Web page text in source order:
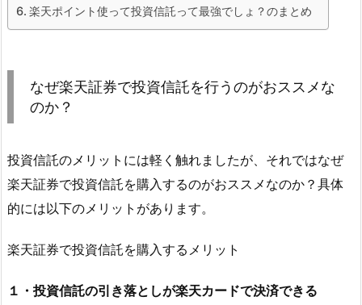
楽天ポイント使って投資信託って最強でしょ？のまとめ
なぜ楽天証券で投資信託を行うのがおススメな
のか？
投資信託のメリットには軽く触れましたが、それではなぜ
楽天証券で投資信託を購入するのがおススメなのか？具体
的には以下のメリットがあります。
楽天証券で投資信託を購入するメリット
１・投資信託の引き落としが楽天カードで決済できる